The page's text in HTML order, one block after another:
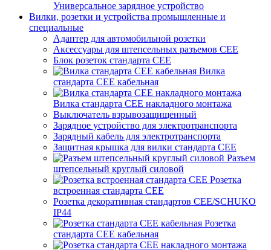
Универсальное зарядное устройство
Вилки, розетки и устройства промышленные и
специальные
Адаптер для автомобильной розетки
Аксессуары для штепсельных разъемов CEE
Блок розеток стандарта CEE
Вилка
стандарта CEE кабельная
Вилка стандарта CEE накладного монтажа
Выключатель взрывозащищенный
Зарядное устройство для электротранспорта
Зарядный кабель для электротранспорта
Защитная крышка для вилки стандарта CEE
Разъем
штепсельный круглый силовой
Розетка
встроенная стандарта CEE
Розетка декоративная стандартов CEE/SCHUKO
IP44
Розетка
стандарта СЕЕ кабельная